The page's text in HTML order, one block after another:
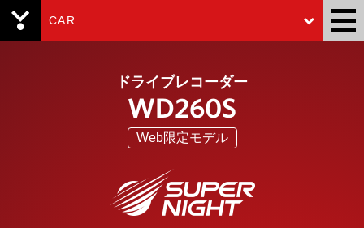
CAR
ドライブレコーダー
WD260S
Web限定モデル